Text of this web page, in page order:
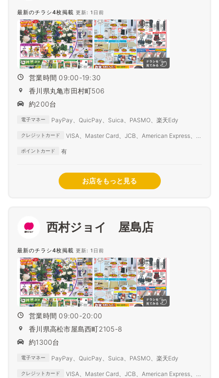
最新のチラシ4枚掲載 更新: 1日前
営業時間 09:00-19:30
香川県丸亀市田村町506
約200台
電子マネー PayPay、QuicPay、Suica、PASMO、楽天Edy
クレジットカード
VISA、Master Card、JCB、American Express、
ポイントカード 有
お店をもっと見る
西村ジョイ 屋島店
最新のチラシ4枚掲載 更新: 1日前
営業時間 09:00-20:00
香川県高松市屋島西町2105-8
約1300台
電子マネー PayPay、QuicPay、Suica、PASMO、楽天Edy
クレジットカード
VISA、Master Card、JCB、American Express、